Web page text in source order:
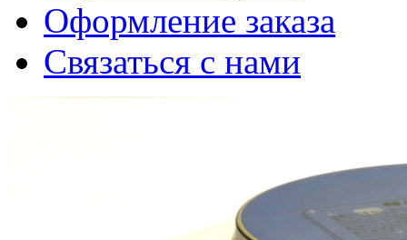
Оформление заказа
Связаться с нами